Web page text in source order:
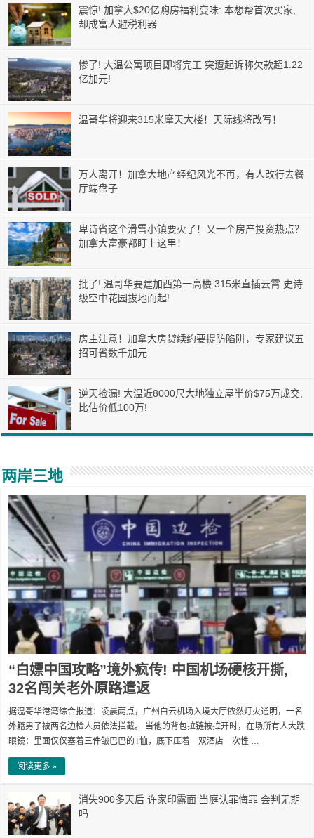
震惊! 加拿大$20亿购房福利变味: 本想帮首次买家,
却成富人避税利器
惨了! 大温公寓项目即将完工 突遭起诉称欠款超1.22
亿加元!
温哥华将迎来315米摩天大楼！天际线将改写！
万人离开！加拿大地产经纪风光不再，有人改行去餐
厅端盘子
卑诗省这个滑雪小镇要火了！又一个房产投资热点？
加拿大富豪都盯上这里！
批了! 温哥华要建加西第一高楼 315米直插云霄 史诗
级空中花园拔地而起!
房主注意！加拿大房贷续约要提防陷阱，专家建议五
招可省数千加元
逆天捡漏! 大温近8000尺大地独立屋半价$75万成交,
比估价低100万!
两岸三地
“白嫖中国攻略”境外疯传! 中国机场硬核开撕,
32名闯关老外原路遣返
据温哥华港湾综合报道：凌晨两点，广州白云机场入境大厅依然灯火通明，一名
外籍男子被两名边检人员依法拦截。 当他的背包拉链被拉开时，在场所有人大跌
眼镜：里面仅仅塞着三件皱巴巴的T恤，底下压着一双酒店一次性 …
阅读更多 »
消失900多天后 许家印露面 当庭认罪悔罪 会判无期
吗